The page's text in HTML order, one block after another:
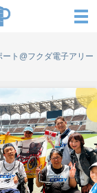
ート@フクダ電子アリー